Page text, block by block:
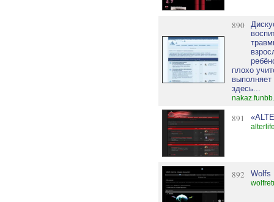
890
плохо
здесь...
891
892 Wolfs